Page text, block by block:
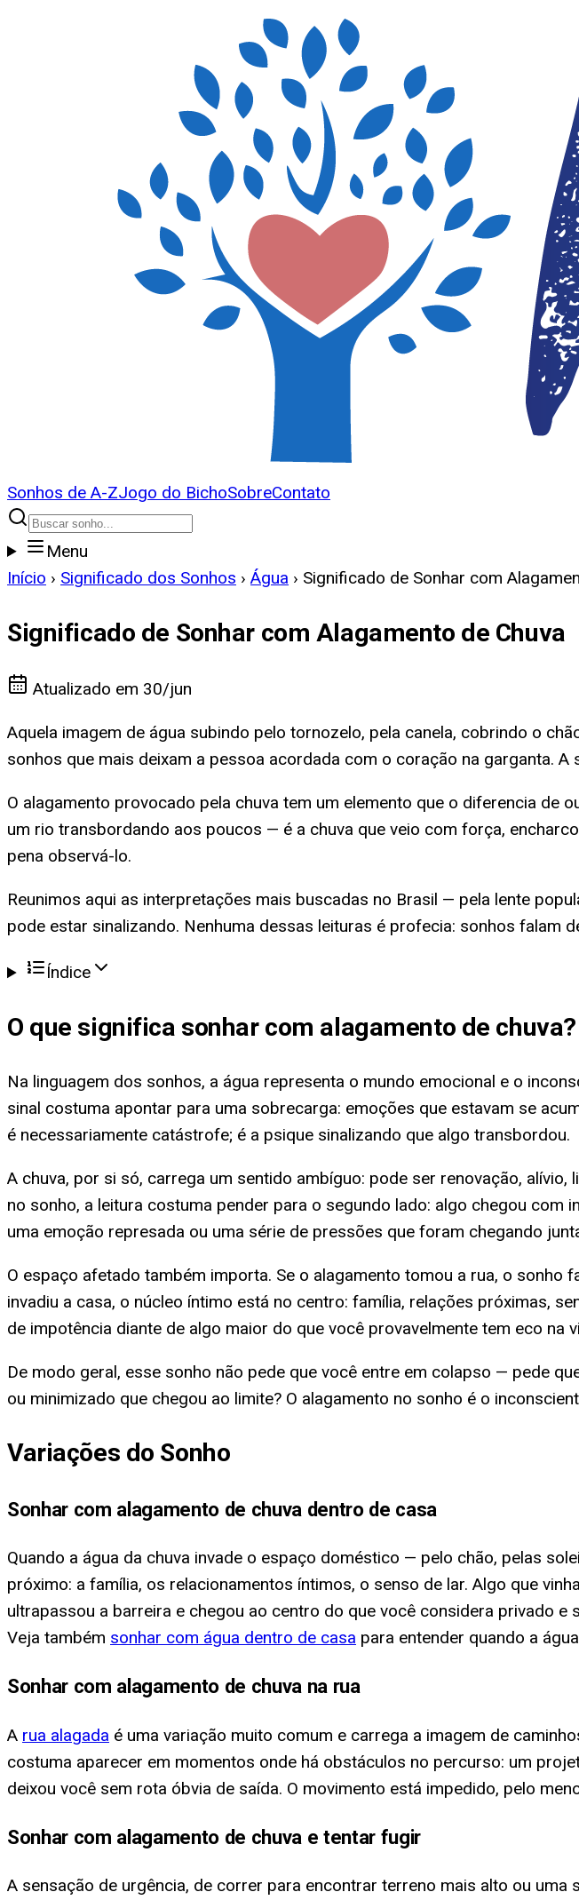
Sonhos de A-ZJogo do BichoSobreContato
Menu
Início › Significado dos Sonhos › Água › Significado de Sonhar com
Significado de Sonhar com Alagamento de Chuva
Atualizado em 30/jun
Aquela imagem de água subindo pelo tornozelo, pela canela, cobrindo o
sonhos que mais deixam a pessoa acordada com o coração na garganta.
O alagamento provocado pela chuva tem um elemento que o diferencia de
um rio transbordando aos poucos — é a chuva que veio com força,
pena observá-lo.
Reunimos aqui as interpretações mais buscadas no Brasil — pela lente
pode estar sinalizando. Nenhuma dessas leituras é profecia: sonhos falam
Índice
O que significa sonhar com alagamento de chuva?
Na linguagem dos sonhos, a água representa o mundo emocional e o
sinal costuma apontar para uma sobrecarga: emoções que estavam se
é necessariamente catástrofe; é a psique sinalizando que algo transbordou.
A chuva, por si só, carrega um sentido ambíguo: pode ser renovação,
no sonho, a leitura costuma pender para o segundo lado: algo chegou
uma emoção represada ou uma série de pressões que foram chegando
O espaço afetado também importa. Se o alagamento tomou a rua, o
invadiu a casa, o núcleo íntimo está no centro: família, relações próximas,
de impotência diante de algo maior do que você provavelmente tem eco na
De modo geral, esse sonho não pede que você entre em colapso — pede
ou minimizado que chegou ao limite? O alagamento no sonho é o
Variações do Sonho
Sonhar com alagamento de chuva dentro de casa
Quando a água da chuva invade o espaço doméstico — pelo chão, pelas
próximo: a família, os relacionamentos íntimos, o senso de lar. Algo que
ultrapassou a barreira e chegou ao centro do que você considera privado
Veja também sonhar com água dentro de casa para entender quando a
Sonhar com alagamento de chuva na rua
A rua alagada é uma variação muito comum e carrega a imagem de
costuma aparecer em momentos onde há obstáculos no percurso: um
deixou você sem rota óbvia de saída. O movimento está impedido, pelo
Sonhar com alagamento de chuva e tentar fugir
A sensação de urgência, de correr para encontrar terreno mais alto ou